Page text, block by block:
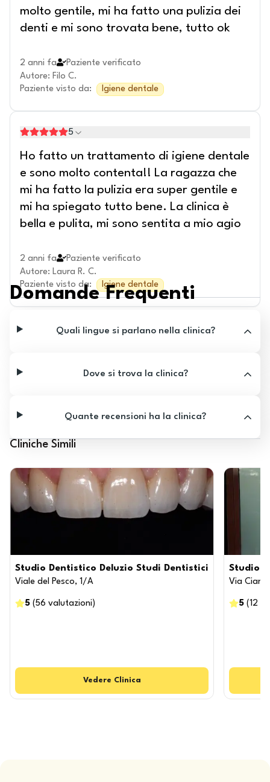
molto gentile, mi ha fatto una pulizia dei
denti e mi sono trovata bene, tutto ok
2 anni fa
Paziente verificato
Autore: Filo C.
Paziente visto da: Igiene dentale
5
Ho fatto un trattamento di igiene dentale
e sono molto contenta!! La ragazza che
mi ha fatto la pulizia era super gentile e
mi ha spiegato tutto bene. La clinica è
bella e pulita, mi sono sentita a mio agio
2 anni fa
Paziente verificato
Autore: Laura R. C.
Paziente visto da: Igiene dentale
Domande Frequenti
Quali lingue si parlano nella clinica?
Dove si trova la clinica?
Quante recensioni ha la clinica?
Cliniche Simili
Studio Dentistico Deluzio Studi Dentistici
Viale del Pesco, 1/A
5 (56 valutazioni )
Vedere Clinica
Studio
Via
5 (12